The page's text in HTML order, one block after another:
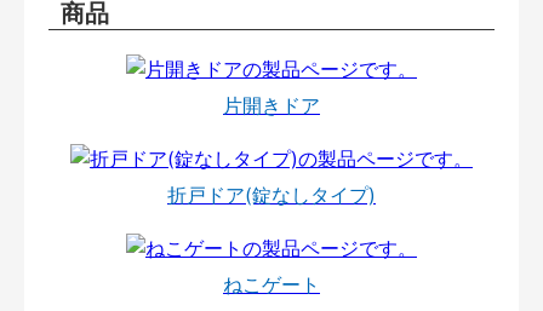
商品
片開きドア
折戸ドア(錠なしタイプ)
ねこゲート